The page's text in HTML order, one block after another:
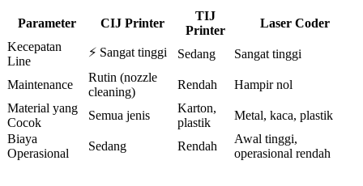
Parameter CIJ Printer
TIJ
Printer
Laser Coder
Kecepatan
Line
⚡ Sangat tinggi Sedang Sangat tinggi
Maintenance
Rutin (nozzle
cleaning)
Rendah
Hampir nol
Material yang
Cocok
Semua jenis
Karton,
plastik
Metal, kaca, plastik
Biaya
Operasional
Sedang Rendah
Awal tinggi,
operasional rendah